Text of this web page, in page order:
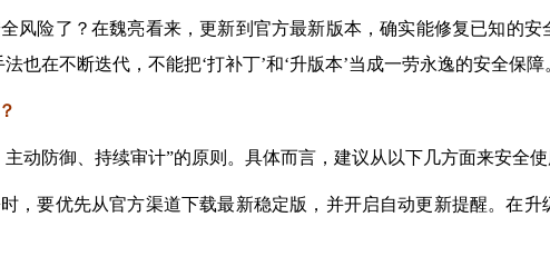
险了？在魏亮看来，更新到官方最新版本，确实能修复已知的安
也在不断迭代，不能把‘打补丁’和‘升版本’当成一劳永逸的安全保障
防御、持续审计”的原则。具体而言，建议从以下几方面来安全使
，要优先从官方渠道下载最新稳定版，并开启自动更新提醒。在